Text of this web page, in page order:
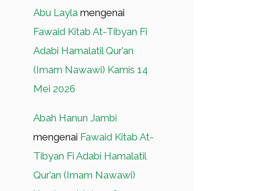
Abu Layla mengenai
Fawaid Kitab At-Tibyan Fi
Adabi Hamalatil Qur’an
(Imam Nawawi) Kamis 14
Mei 2026
Abah Hanun Jambi
mengenai Fawaid Kitab At-
Tibyan Fi Adabi Hamalatil
Qur’an (Imam Nawawi)